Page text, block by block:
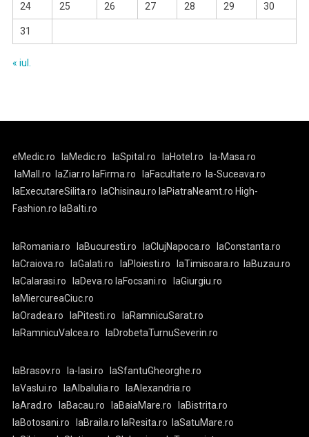
24 25 26 27 28 29 30
31
« iul.
eMedic.ro laMedic.ro laSpital.ro laHotel.ro
la-Masa.ro
laMall.ro
laZiar.ro laFirma.ro laFacultate.ro
la-Suceava.ro
laExecutareSilita.ro
laChisinau.ro laPiatraNeamt.ro High-
Fashion.ro laBalti.ro
laRomania.ro laBucuresti.ro laClujNapoca.ro
laConstanta.ro
laCraiova.ro
laGalati.ro laPloiesti.ro laTimisoara.ro
laBuzau.ro
laCalarasi.ro
laDeva.ro laFocsani.ro
laGiurgiu.ro
laMiercureaCiuc.ro
laOradea.ro
laPitesti.ro
laRamnicuSarat.ro
laRamnicuValcea.ro
laDrobetaTurnuSeverin.ro
laBrasov.ro la-Iasi.ro
laSfantuGheorghe.ro
laVaslui.ro
laAlbaIulia.ro
laAlexandria.ro
laArad.ro
laBacau.ro laBaiaMare.ro
laBistrita.ro
laBotosani.ro
laBraila.ro laResita.ro
laSatuMare.ro